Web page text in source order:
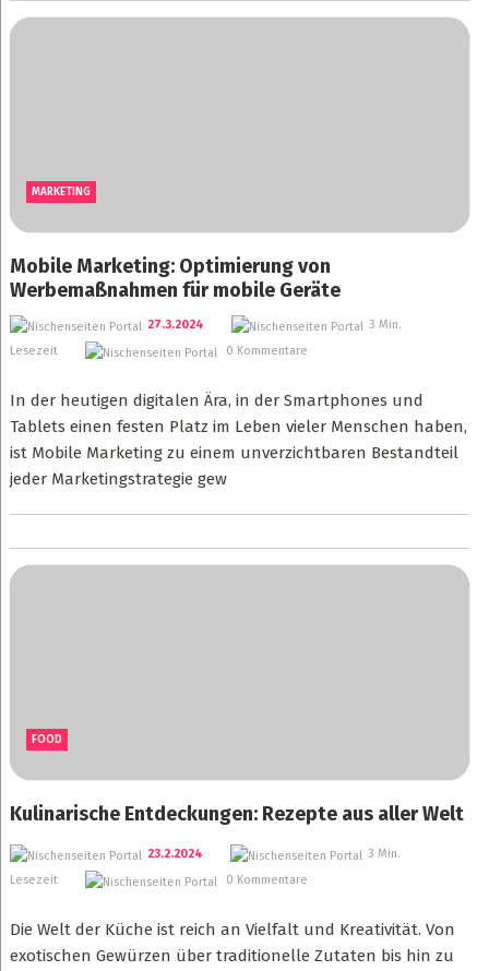
MARKETING
Mobile Marketing: Optimierung von
Werbemaßnahmen für mobile Geräte
27.3.2024
3 Min.
Lesezeit
0 Kommentare
In der heutigen digitalen Ära, in der Smartphones und
Tablets einen festen Platz im Leben vieler Menschen haben,
ist Mobile Marketing zu einem unverzichtbaren Bestandteil
jeder Marketingstrategie gew
FOOD
Kulinarische Entdeckungen: Rezepte aus aller Welt
23.2.2024
3 Min.
Lesezeit
0 Kommentare
Die Welt der Küche ist reich an Vielfalt und Kreativität. Von
exotischen Gewürzen über traditionelle Zutaten bis hin zu